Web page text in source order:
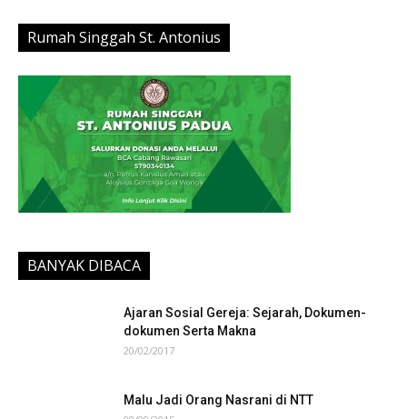
Rumah Singgah St. Antonius
BANYAK DIBACA
Ajaran Sosial Gereja: Sejarah, Dokumen-
dokumen Serta Makna
20/02/2017
Malu Jadi Orang Nasrani di NTT